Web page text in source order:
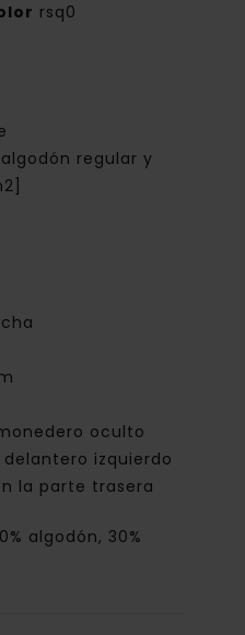
rsq0
regular y
oculto
izquierdo
la parte trasera
algodón, 30%